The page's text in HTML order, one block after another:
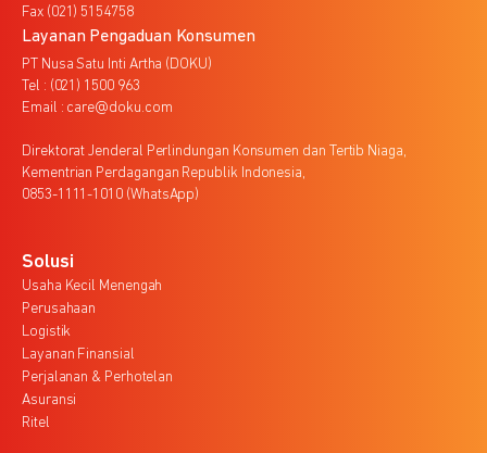
Fax (021) 5154758
Layanan Pengaduan Konsumen
PT Nusa Satu Inti Artha (DOKU)
Tel : (021) 1500 963
Email : care@doku.com
Direktorat Jenderal Perlindungan Konsumen dan Tertib Niaga,
Kementrian Perdagangan Republik Indonesia,
0853-1111-1010 (WhatsApp)
Solusi
Usaha Kecil Menengah
Perusahaan
Logistik
Layanan Finansial
Perjalanan & Perhotelan
Asuransi
Ritel